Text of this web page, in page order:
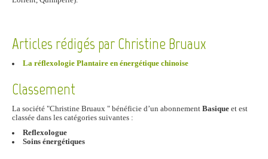
Articles rédigés par Christine Bruaux
La réflexologie Plantaire en énergétique chinoise
Classement
La société "Christine Bruaux " bénéficie d’un abonnement Basique et est
classée dans les catégories suivantes :
Reflexologue
Soins énergétiques